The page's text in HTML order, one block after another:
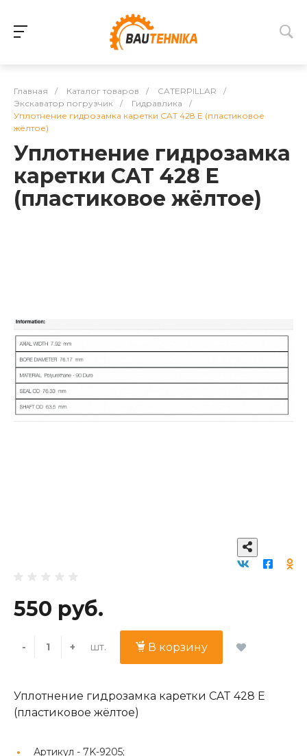
Главная / Каталог товаров / CATERPILLAR
/
Экскаватор погрузчик
/ Гидравлика
/
Уплотнение гидрозамка каретки CAT 428 E (пластиковое
жёлтое)
Уплотнение гидрозамка
каретки CAT 428 E
(пластиковое жёлтое)
550 руб.
- + шт. В корзину
Уплотнение гидрозамка каретки CAT 428 E
(пластиковое жёлтое)
Артикул - 7K-9205;